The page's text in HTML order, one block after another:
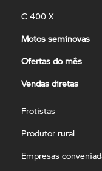
C 400 X
Motos seminovas
Ofertas do mês
Vendas diretas
Frotistas
Produtor rural
Empresas